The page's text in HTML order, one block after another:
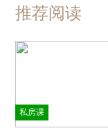
推荐阅读
私房课